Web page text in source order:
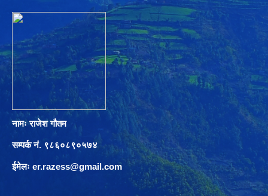
नामः राजेश गौतम
सम्पर्क नं. ९८६०८९०५७४
ईमेलः er.razess@gmail.com